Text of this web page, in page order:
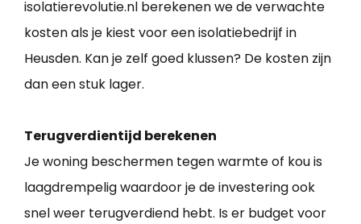
isolatierevolutie.nl berekenen we de verwachte
kosten als je kiest voor een isolatiebedrijf in
Heusden. Kan je zelf goed klussen? De kosten zijn
dan een stuk lager.
Terugverdientijd berekenen
Je woning beschermen tegen warmte of kou is
laagdrempelig waardoor je de investering ook
snel weer terugverdiend hebt. Is er budget voor